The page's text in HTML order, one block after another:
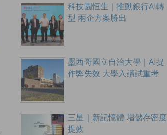
科技園恒生｜推動銀行AI轉
型 兩企方案勝出
墨西哥國立自治大學｜AI捉
作弊失效 大學入讀試重考
三星｜新記憶體 增儲存密度
提效